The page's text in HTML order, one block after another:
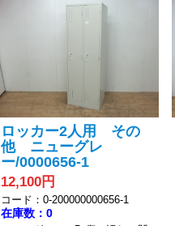
ロッカー2人用 その
他 ニューグレ
ー/0000656-1
12,100円
コード：0-200000000656-1
在庫数：0